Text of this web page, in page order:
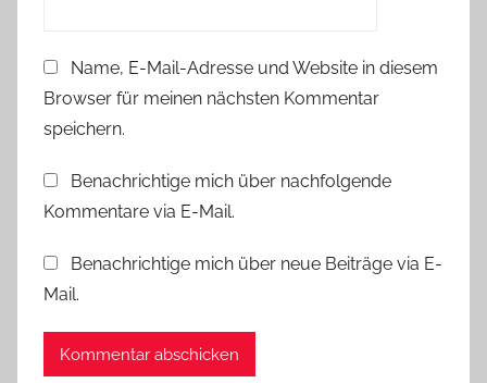
Name, E-Mail-Adresse und Website in diesem
Browser für meinen nächsten Kommentar
speichern.
Benachrichtige mich über nachfolgende
Kommentare via E-Mail.
Benachrichtige mich über neue Beiträge via E-
Mail.